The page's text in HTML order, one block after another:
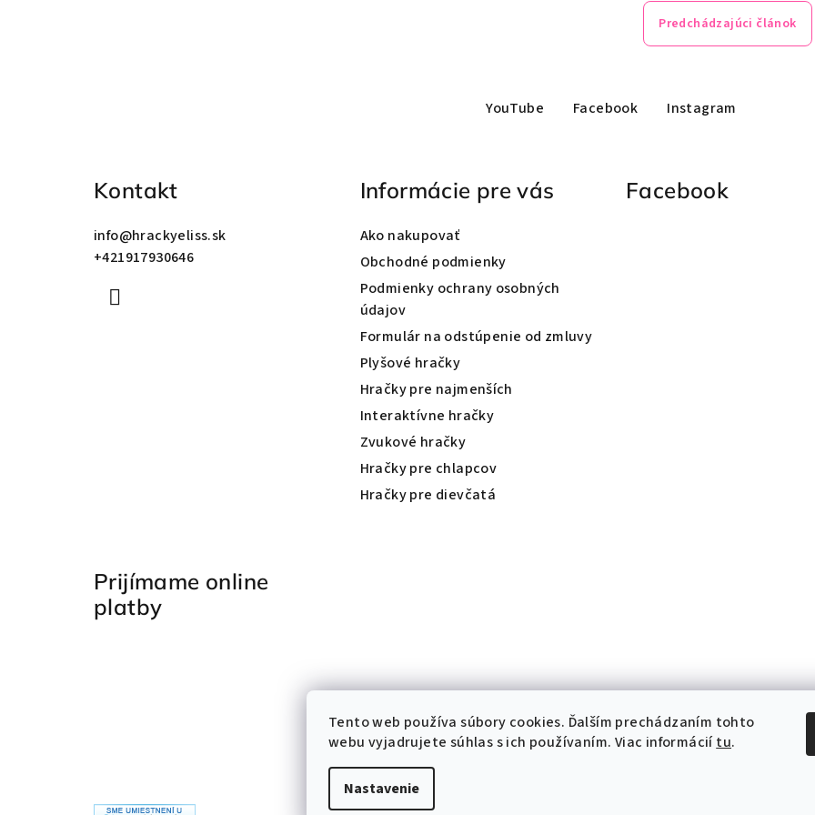
Tento web používa súbory cookies. Ďalším prechádzaním tohto
webu vyjadrujete súhlas s ich používaním. Viac informáciítu.
Nastavenie
Predchádzajúci článok
YouTube Facebook Instagram
Kontakt
info@hrackyeliss.sk
+421917930646
Informácie pre vás
Ako nakupovať
Obchodné podmienky
Podmienky ochrany osobných
údajov
Formulár na odstúpenie od zmluvy
Plyšové hračky
Hračky pre najmenších
Interaktívne hračky
Zvukové hračky
Hračky pre chlapcov
Hračky pre dievčatá
Facebook
Prijímame online
platby